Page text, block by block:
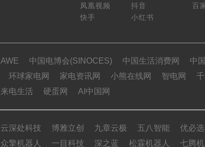
凤凰视频
抖音
快手
小红书
百
AWE 中国电博会(SINOCES) 中国生活消费网 中
环球家电网 家电资讯网 小熊在线网 智电网
来电生活 硬蛋网 AI中国网
云深处科技 博雅立创 九章云极 五八智能 优必选
众擎机器人 一目科技 深之蓝 松霖机器人 七腾机